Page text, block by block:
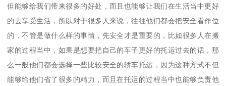
但能够给我们带来很多的好处，而且也能够让我们在生活当中更好
的去享受生活，所以对于很多人来说，往往他们都会把安全看作位
的，不管是做什么样的事情，先安全才是重要的，比如很多人在搬
家的过程当中，如果是想要把自己的车子更好的托运过去的话，那
么一般他们都会选择一些比较安全的轿车托运，因为这种方式不但
能够给他们省了很多的精力，而且在托运的过程当中也能够负责他